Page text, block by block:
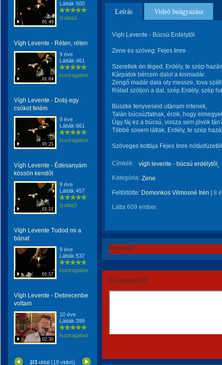
01:49
Látták:500
Izolda3
Vígh Levente - Réten, réten
01:04
9 éve
Látták:461
kustragabor
Vígh Levente - Dobj egy
csókot felém
01:25
9 éve
Látták:661
kustragabor
Vígh Levente - Édesanyám
kössön kendőt
01:51
9 éve
Látták:457
Izolda3
Vígh Levente Tudod mi a
bánat
01:57
9 éve
Látták:537
kustragabor
Vígh Levente - Debrecenbe
voltam
02:30
10 éve
Látták:399
kustragabor
2/3 oldal (18 videó)
Leírás Videó beágyazása
Vígh Levente - Búcsú Erdélytől
Zene és szöveg: Fejes Imre
Szeretlek én téged, Erdély, te szép
Kárpátok bércein dalol a kismadár.
Zengő madár dala oly messze, tova
Rólad szóljon a dal, szép Erdély, szép
Büszke fenyveseid utánam intenek,
Talán búcsúztatnak, érzik, hogy
Úgy fáj ez a búcsú, vissza sem jövök
Többé sosem látlak, Erdély, te szép
Szöveges kottája Fejes Imre
Címkék:
vígh levente - búcsú erdélytől
Kategória: Zene
Feltöltötte: Domonkos Vilmosné Irén 8
Látta 609 ember.
Értékeld!
Kommentáld!